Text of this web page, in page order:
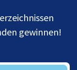
gewinnen!